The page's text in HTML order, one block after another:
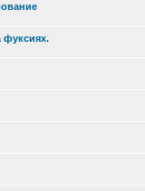
фуксиях.